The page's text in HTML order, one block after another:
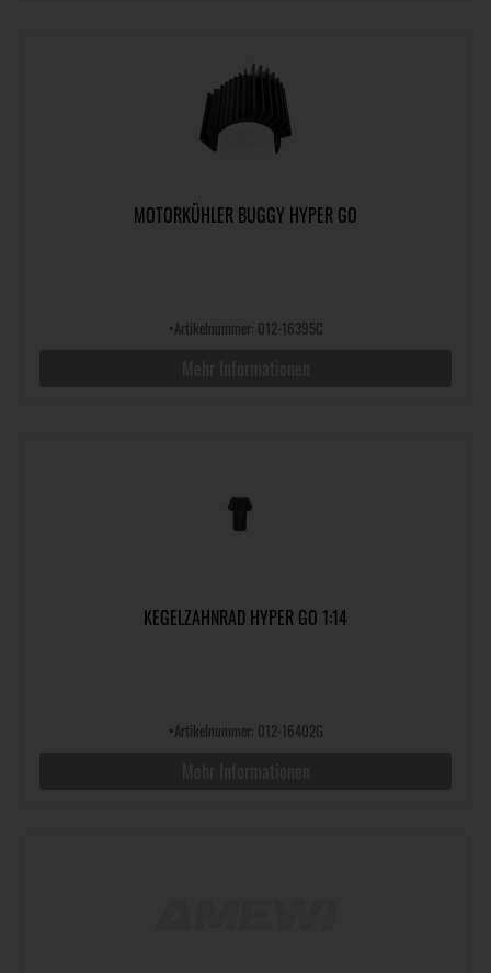
MOTORKÜHLER BUGGY HYPER GO
•Artikelnummer: 012-16395C
KEGELZAHNRAD HYPER GO 1:14
•Artikelnummer: 012-16402G